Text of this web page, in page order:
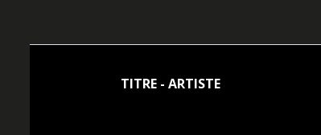
TITRE - ARTISTE